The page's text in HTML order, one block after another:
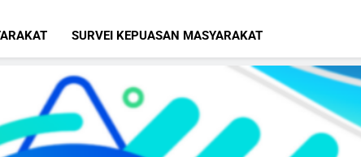
SURVEI KEPUASAN MASYARAKAT